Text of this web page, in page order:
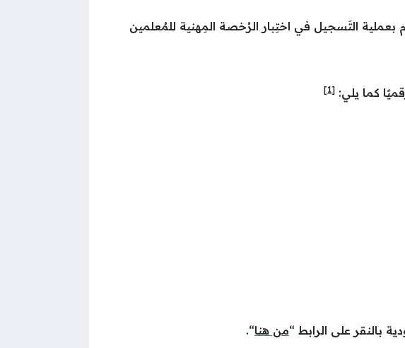
بعملية التَسجيل في اختِبار الرُخصة المِهنية للمُعلمين
كما يلي: [1]
بالنقر على الرابط “من هنا“.